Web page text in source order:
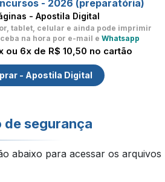
- 2026 (preparatória)
- Apostila Digital
tablet, celular e ainda pode imprimir
na hora por e-mail e Whatsapp
ou 6x de R$ 10,50 no cartão
- Apostila Digital
segurança
abaixo para acessar os arquivos